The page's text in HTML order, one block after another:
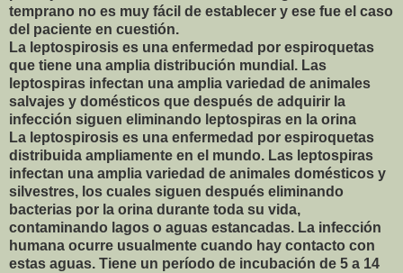
temprano no es muy fácil de establecer y ese fue el caso
del paciente en cuestión.
La leptospirosis es una enfermedad por espiroquetas
que tiene una amplia distribución mundial. Las
leptospiras infectan una amplia variedad de animales
salvajes y domésticos que después de adquirir la
infección siguen eliminando leptospiras en la orina
La leptospirosis es una enfermedad por espiroquetas
distribuida ampliamente en el mundo. Las leptospiras
infectan una amplia variedad de animales domésticos y
silvestres, los cuales siguen después eliminando
bacterias por la orina durante toda su vida,
contaminando lagos o aguas estancadas. La infección
humana ocurre usualmente cuando hay contacto con
estas aguas. Tiene un período de incubación de 5 a 14